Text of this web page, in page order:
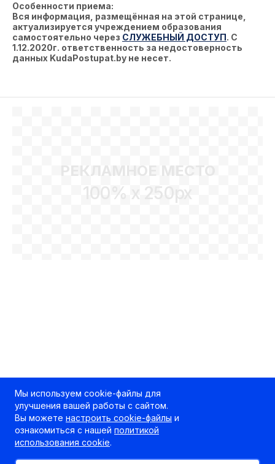
Особенности приема:
Вся информация, размещённая на этой странице,
актуализируется учреждением образования
самостоятельно через СЛУЖЕБНЫЙ ДОСТУП. С
1.12.2020г. ответственность за недостоверность
данных KudaPostupat.by не несет.
РЕКЛАМНОЕ МЕСТО
100% x 250px
Мы используем cookie-файлы для
улучшения вашей работы с сайтом.
Вы можете настроить cookie-файлы и
ознакомиться с нашей политикой
использования cookie.